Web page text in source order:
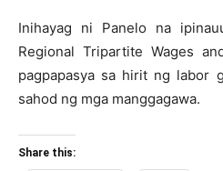
Inihayag ni Panelo na
Regional Tripartite Wages
pagpapasya sa hirit ng labor
sahod ng mga manggagawa.
Share this: